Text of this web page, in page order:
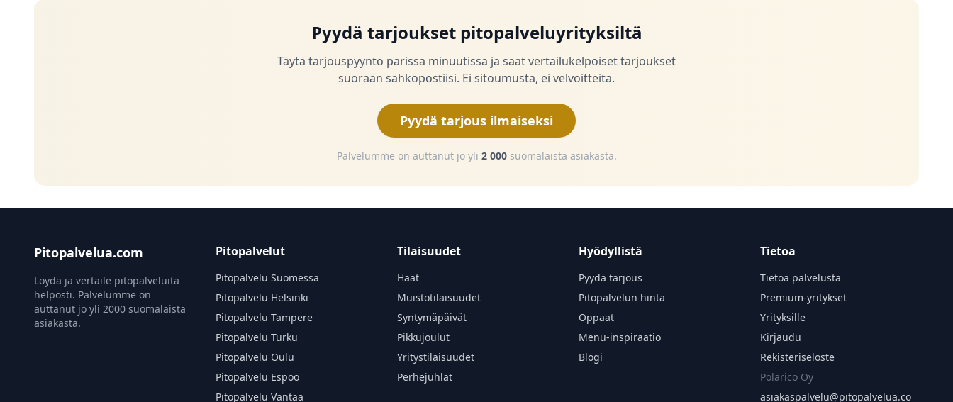
Pyydä tarjoukset pitopalveluyrityksiltä
Täytä tarjouspyyntö parissa minuutissa ja saat vertailukelpoiset tarjoukset
suoraan sähköpostiisi. Ei sitoumusta, ei velvoitteita.
Pyydä tarjous ilmaiseksi
Palvelumme on auttanut jo yli 2 000suomalaista asiakasta.
Pitopalvelua.com
Löydä ja vertaile pitopalveluita
helposti. Palvelumme on
auttanut jo yli 2000 suomalaista
asiakasta.
Pitopalvelut
Pitopalvelu Suomessa
Pitopalvelu Helsinki
Pitopalvelu Tampere
Pitopalvelu Turku
Pitopalvelu Oulu
Pitopalvelu Espoo
Pitopalvelu Vantaa
Tilaisuudet
Häät
Muistotilaisuudet
Syntymäpäivät
Pikkujoulut
Yritystilaisuudet
Perhejuhlat
Hyödyllistä
Pyydä tarjous
Pitopalvelun hinta
Oppaat
Menu-inspiraatio
Blogi
Tietoa
Tietoa palvelusta
Premium-yritykset
Yrityksille
Kirjaudu
Rekisteriseloste
Polarico Oy
asiakaspalvelu@pitopalvelua.co